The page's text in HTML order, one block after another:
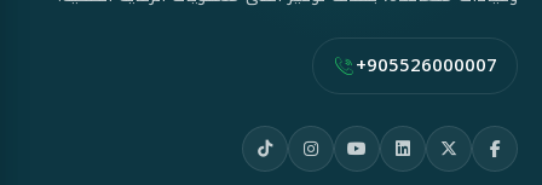
+905526000007